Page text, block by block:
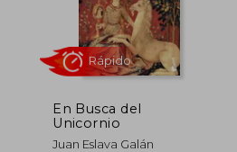
En Busca del
Unicornio
Juan Eslava Galán